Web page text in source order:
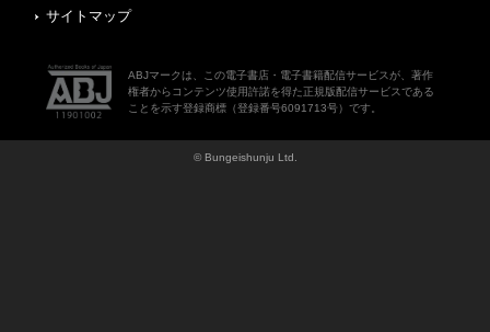
サイトマップ
ABJマークは、この電子書店・電子書籍配信サービスが、著作
権者からコンテンツ使用許諾を得た正規版配信サービスである
ことを示す登録商標（登録番号6091713号）です。
© Bungeishunju Ltd.